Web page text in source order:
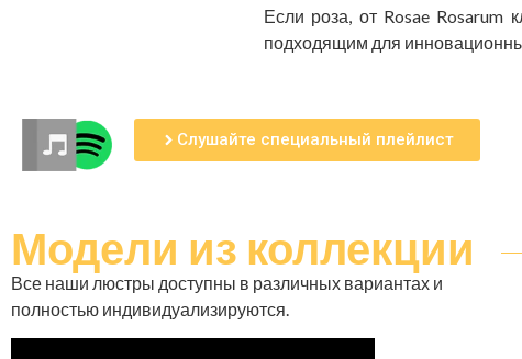
Если роза, от Rosae Rosarum
подходящим для
Слушайте специальный плейлист
Модели из коллекции
Все наши люстры доступны в различных вариантах и
полностью индивидуализируются.